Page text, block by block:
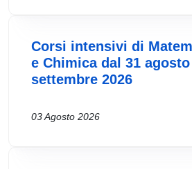
Corsi intensivi di
e Chimica dal 31
settembre 2026
03 Agosto 2026